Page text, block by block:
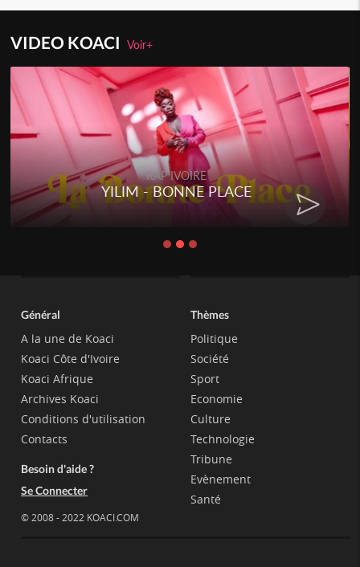
VIDEO KOACIVoir+
RAP IVOIRE
YILIM - BONNE PLACE
Général
A la une de Koaci
Koaci Côte d'Ivoire
Koaci Afrique
Archives Koaci
Conditions d'utilisation
Contacts
Besoin d'aide ?
Se Connecter
© 2008 - 2022 KOACI.COM
Thèmes
Politique
Société
Sport
Economie
Culture
Technologie
Tribune
Evènement
Santé